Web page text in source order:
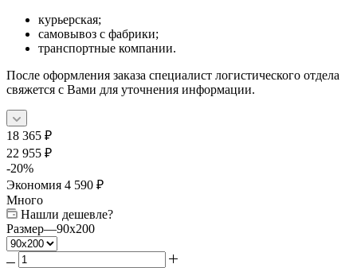
курьерская;
самовывоз с фабрики;
транспортные компании.
После оформления заказа специалист логистического отдела
свяжется с Вами для уточнения информации.
18 365 ₽
22 955 ₽
-20%
Экономия 4 590 ₽
Много
Нашли дешевле?
Размер—90x200